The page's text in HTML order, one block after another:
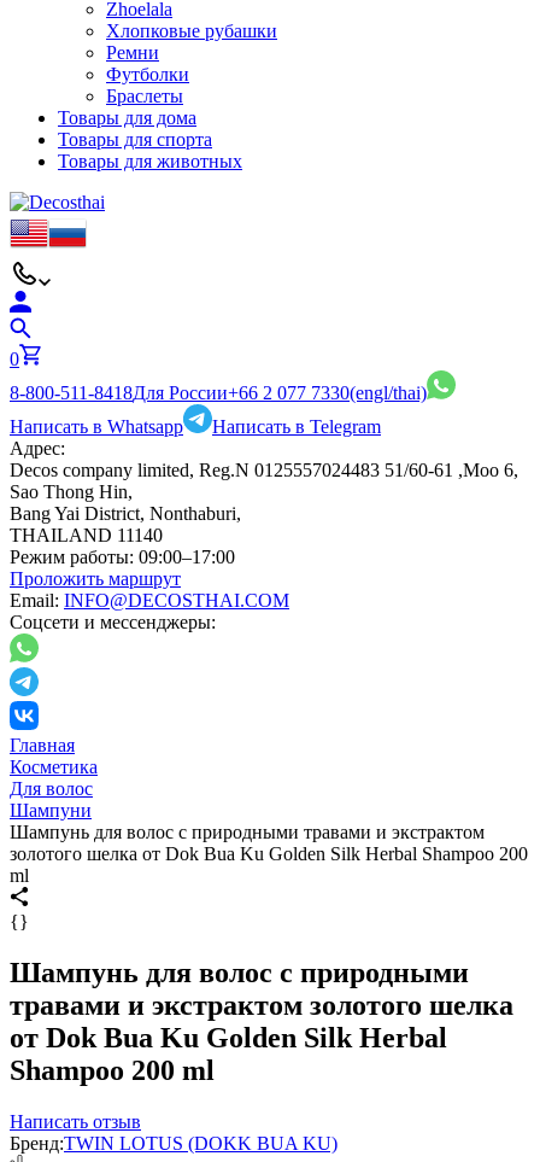
Zhoelala
Хлопковые рубашки
Ремни
Футболки
Браслеты
Товары для дома
Товары для спорта
Товары для животных
0
8-800-511-8418Для России+66 2 077 7330(engl/thai)
Написать в Whatsapp
Написать в Telegram
Адрес:
Decos company limited, Reg.N 0125557024483 51/60-61 ,Moo 6,
Sao Thong Hin,
Bang Yai District, Nonthaburi,
THAILAND 11140
Режим работы: 09:00–17:00
Проложить маршрут
Email: INFO@DECOSTHAI.COM
Соцсети и мессенджеры:
Главная
Косметика
Для волос
Шампуни
Шампунь для волос с природными травами и экстрактом
золотого шелка от Dok Bua Ku Golden Silk Herbal Shampoo 200
ml
{}
Шампунь для волос с природными
травами и экстрактом золотого шелка
от Dok Bua Ku Golden Silk Herbal
Shampoo 200 ml
Написать отзыв
Бренд:TWIN LOTUS (DOKK BUA KU)